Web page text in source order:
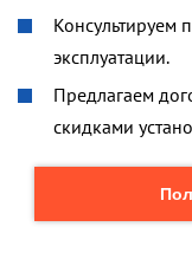
Консультируем
эксплуатации.
Предлагаем
скидками